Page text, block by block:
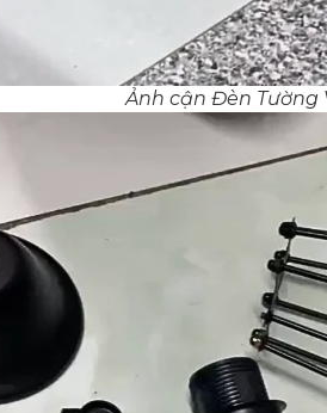
Ảnh cận Đèn Tường